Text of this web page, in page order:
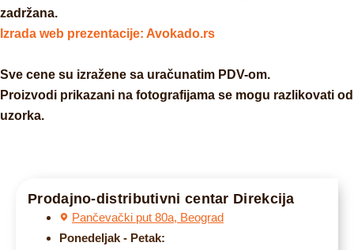
zadržana.
Izrada web prezentacije: Avokado.rs
Sve cene su izražene sa uračunatim PDV-om.
Proizvodi prikazani na fotografijama se mogu razlikovati od
uzorka.
Prodajno-distributivni centar Direkcija
Pančevački put 80a, Beograd
Ponedeljak - Petak: